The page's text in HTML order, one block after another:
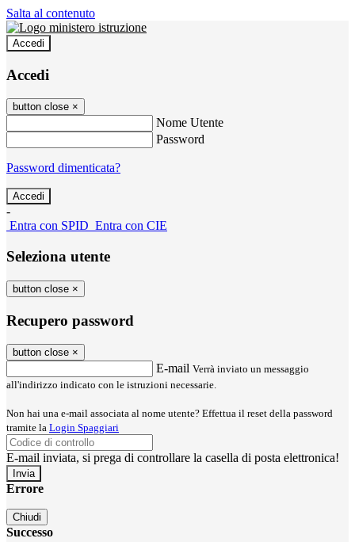
Salta al contenuto
Accedi
Accedi
button close ×
Nome Utente
Password
Password dimenticata?
-
Entra con SPID Entra con CIE
Seleziona utente
button close ×
Recupero password
button close ×
E-mail Verrà inviato un messaggio
all'indirizzo indicato con le istruzioni necessarie.
Non hai una e-mail associata al nome utente? Effettua il reset della password
tramite la Login Spaggiari
E-mail inviata, si prega di controllare la casella di posta elettronica!
Errore
Chiudi
Successo